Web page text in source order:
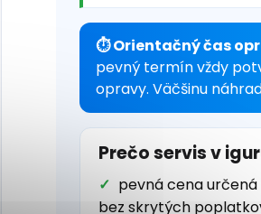
⏱ Orientačný čas
pevný termín vždy
opravy. Väčšinu
Prečo servis v
pevná cena
bez skrytých